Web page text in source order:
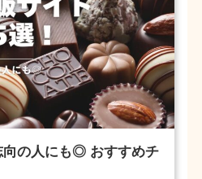
向の人にも◎ おすすめチ